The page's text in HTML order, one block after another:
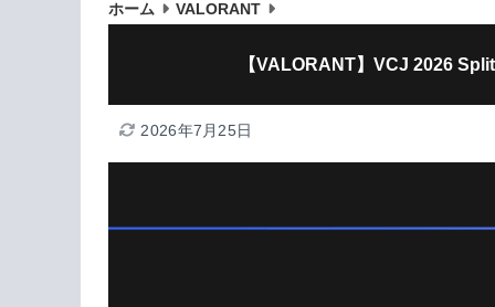
ホーム VALORANT
【VALORANT】VCJ 2026
2026年7月25日